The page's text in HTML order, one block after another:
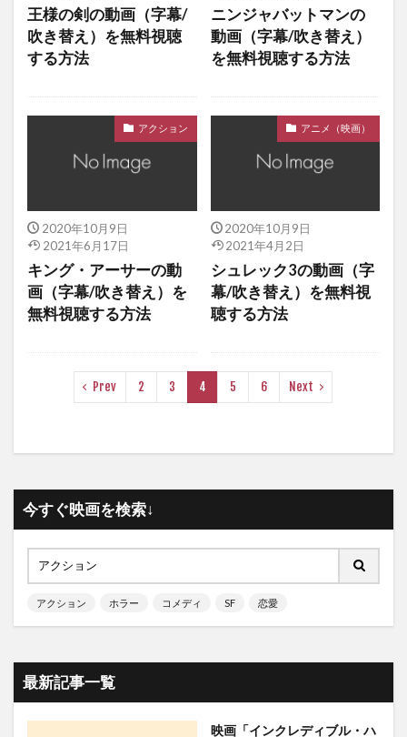
王様の剣の動画（字幕/
吹き替え）を無料視聴
する方法
ニンジャバットマンの
動画（字幕/吹き替え）
を無料視聴する方法
アクション
2020年10月9日
2021年6月17日
キング・アーサーの動
画（字幕/吹き替え）を
無料視聴する方法
アニメ（映画）
2020年10月9日
2021年4月2日
シュレック3の動画（字
幕/吹き替え）を無料視
聴する方法
Prev 2 3 4 5 6 Next
今すぐ映画を検索↓
アクション ホラー コメディ SF 恋愛
最新記事一覧
映画「インクレディブル・ハ